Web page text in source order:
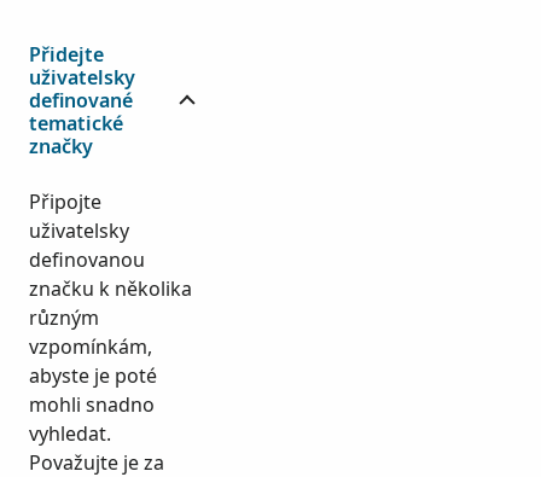
Přidejte
uživatelsky
definované
tematické
značky
Připojte
uživatelsky
definovanou
značku k několika
různým
vzpomínkám,
abyste je poté
mohli snadno
vyhledat.
Považujte je za